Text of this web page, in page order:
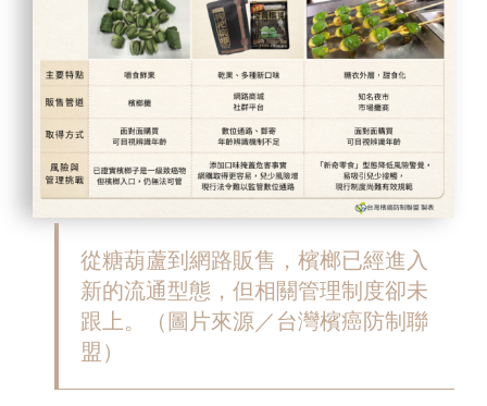
從糖葫蘆到網路販售，檳榔已經進入
新的流通型態，但相關管理制度卻未
跟上。（圖片來源／台灣檳癌防制聯
盟）